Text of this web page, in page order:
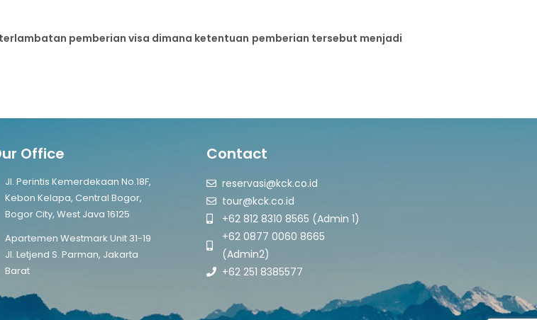
pemberian visa dimana ketentuan pemberian tersebut menjadi
Office
Jl. Perintis Kemerdekaan No.18F,
Kebon Kelapa, Central Bogor,
Bogor City, West Java 16125
Apartemen Westmark Unit 31-19
Jl. Letjend S. Parman, Jakarta
Barat
Contact
reservasi@kck.co.id
tour@kck.co.id
+62 812 8310 8565 (Admin 1)
+62 0877 0060 8665
(Admin2)
+62 251 8385577